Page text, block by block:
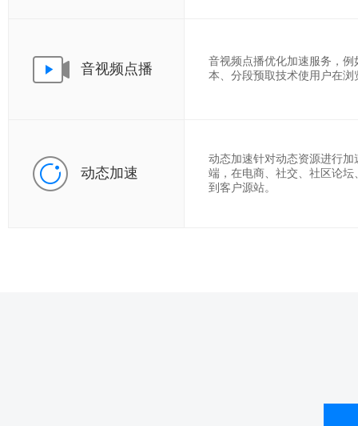
音视频点播
音视频点播优化加速服务，例
本、分段预取技术使用户在
动态加速
动态加速针对动态资源进行
端，在电商、社交、社区论
到客户源站。